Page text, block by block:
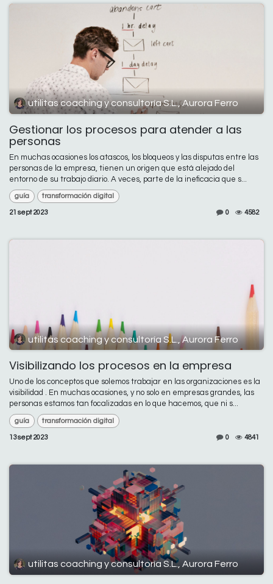
utilitas coaching y consultoría S.L., Aurora Ferro
Gestionar los procesos para atender a las
personas
En muchas ocasiones los atascos, los bloqueos y las disputas entre las
personas de la empresa, tienen un origen que está alejado del
entorno de su trabajo diario. A veces, parte de la ineficacia que s...
guía transformación digital
21 sept 2023 0 4582
utilitas coaching y consultoría S.L., Aurora Ferro
Visibilizando los procesos en la empresa
Uno de los conceptos que solemos trabajar en las organizaciones es la
visibilidad . En muchas ocasiones, y no solo en empresas grandes, las
personas estamos tan focalizadas en lo que hacemos, que ni s...
guía transformación digital
13 sept 2023 0 4841
utilitas coaching y consultoría S.L., Aurora Ferro